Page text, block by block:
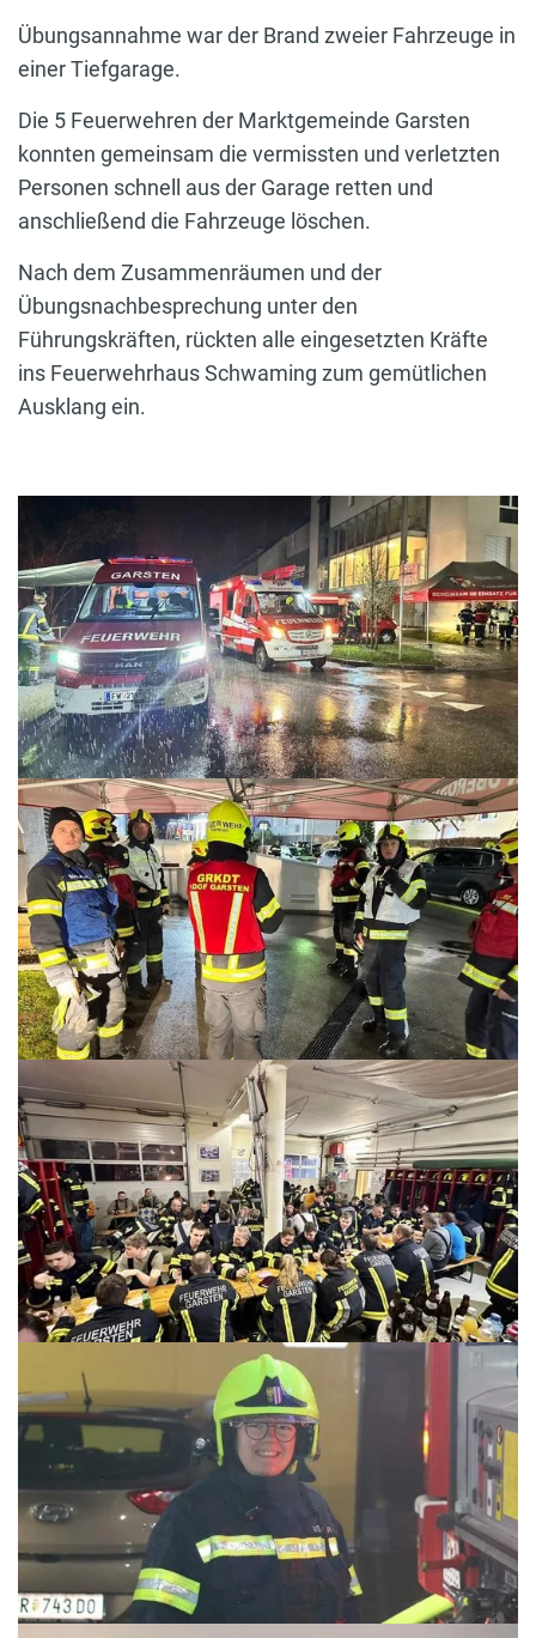
Übungsannahme war der Brand zweier Fahrzeuge in
einer Tiefgarage.
Die 5 Feuerwehren der Marktgemeinde Garsten
konnten gemeinsam die vermissten und verletzten
Personen schnell aus der Garage retten und
anschließend die Fahrzeuge löschen.
Nach dem Zusammenräumen und der
Übungsnachbesprechung unter den
Führungskräften, rückten alle eingesetzten Kräfte
ins Feuerwehrhaus Schwaming zum gemütlichen
Ausklang ein.